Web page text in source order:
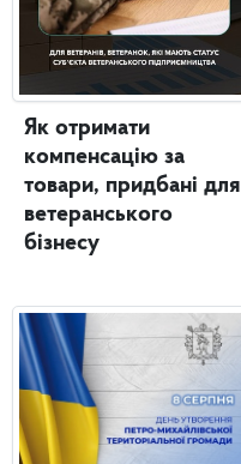
Як отримати
компенсацію за
товари, придбані для
ветеранського
бізнесу